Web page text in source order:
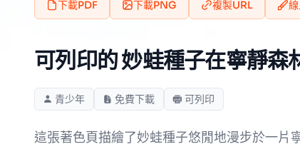
下載PDF 下載PNG 複製URL
可列印的 妙蛙種子在寧靜森
青少年 免費下載 可列印
這張著色頁描繪了妙蛙種子悠閒地漫步於一片